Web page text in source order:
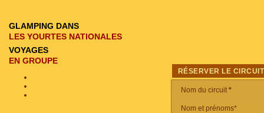
RÉSERVER LE CIRCUIT
Nom du circuit*
Nom et prénoms*
GLAMPING DANS
LES YOURTES NATIONALES
VOYAGES
EN GROUPE